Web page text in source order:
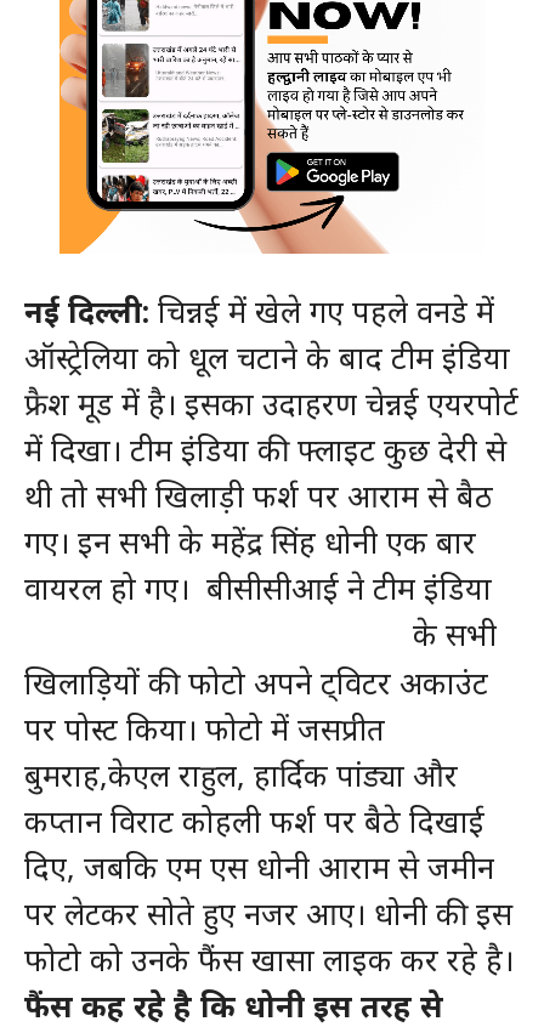
नई दिल्ली: चिन्नई में खेले गए पहले वनडे में
ऑस्ट्रेलिया को धूल चटाने के बाद टीम इंडिया
फ्रैश मूड में है। इसका उदाहरण चेन्नई एयरपोर्ट
में दिखा। टीम इंडिया की फ्लाइट कुछ देरी से
थी तो सभी खिलाड़ी फर्श पर आराम से बैठ
गए। इन सभी के महेंद्र सिंह धोनी एक बार
वायरल हो गए। बीसीसीआई ने टीम इंडिया
के सभी
खिलाड़ियों की फोटो अपने ट्विटर अकाउंट
पर पोस्ट किया। फोटो में जसप्रीत
बुमराह,केएल राहुल, हार्दिक पांड्या और
कप्तान विराट कोहली फर्श पर बैठे दिखाई
दिए, जबकि एम एस धोनी आराम से जमीन
पर लेटकर सोते हुए नजर आए। धोनी की इस
फोटो को उनके फैंस खासा लाइक कर रहे है।
फैंस कह रहे है कि धोनी इस तरह से